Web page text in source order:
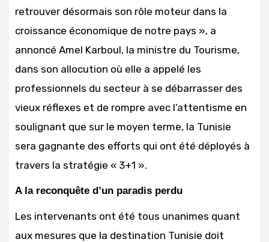
retrouver désormais son rôle moteur dans la
croissance économique de notre pays », a
annoncé Amel Karboul, la ministre du Tourisme,
dans son allocution où elle a appelé les
professionnels du secteur à se débarrasser des
vieux réflexes et de rompre avec l’attentisme en
soulignant que sur le moyen terme, la Tunisie
sera gagnante des efforts qui ont été déployés à
travers la stratégie « 3+1 ».
A la reconquête d’un paradis perdu
Les intervenants ont été tous unanimes quant
aux mesures que la destination Tunisie doit